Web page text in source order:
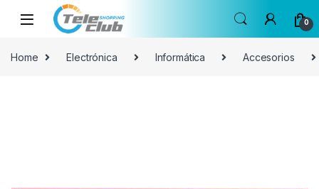
Skip to navigation
Skip to content
0
Home Electrónica Informática Accesorios